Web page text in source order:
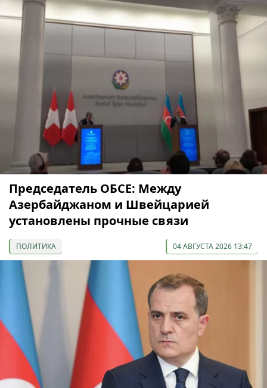
Председатель ОБСЕ: Между
Азербайджаном и Швейцарией
установлены прочные связи
ПОЛИТИКА 04 АВГУСТА 2026 13:47